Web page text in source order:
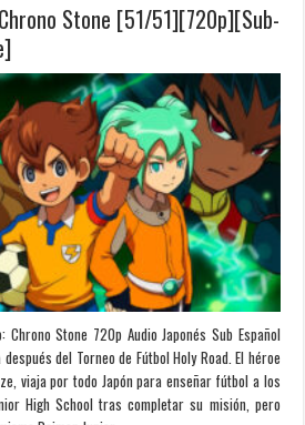
Stone [51/51][720p][Sub-
Chrono Stone 720p Audio Japonés Sub Español
del Torneo de Fútbol Holy Road. El héroe
viaja por todo Japón para enseñar fútbol a los
High School tras completar su misión, pero